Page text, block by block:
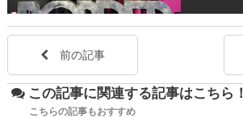
前の記事
この記事に関連する記事はこちら！
こちらの記事もおすすめ